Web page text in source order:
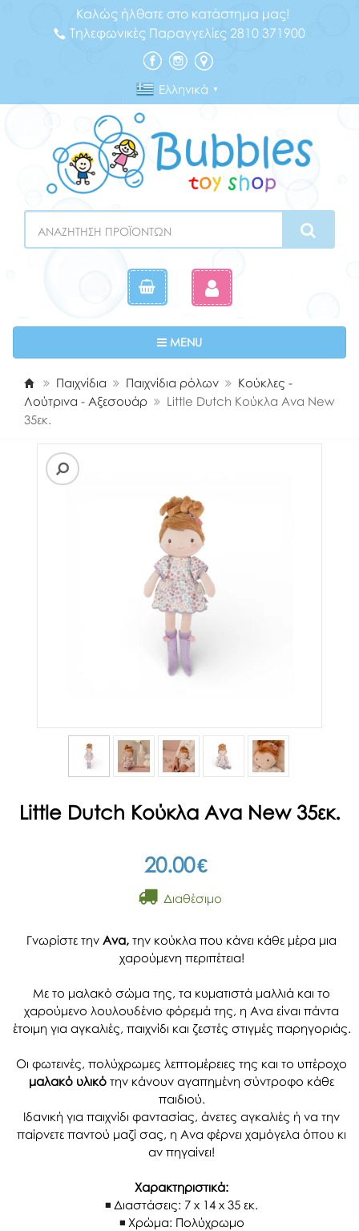
Καλώς ήλθατε στο κατάστημα μας!
Τηλεφωνικές Παραγγελίες 2810 371900
Ελληνικά ▼
MENUToggle navigation
Παιχνίδια Παιχνίδια ρόλων
Κούκλες -
Λούτρινα - Αξεσουάρ
Little Dutch Κούκλα Ava New
35εκ.
Little Dutch Κούκλα Ava New 35εκ.
20.00€
Διαθέσιμο
Γνωρίστε την Ava, την κούκλα που κάνει κάθε μέρα μια
χαρούμενη περιπέτεια!
Με το μαλακό σώμα της, τα κυματιστά μαλλιά και το
χαρούμενο λουλουδένιο φόρεμά της, η Ava είναι πάντα
έτοιμη για αγκαλιές, παιχνίδι και ζεστές στιγμές παρηγοριάς.
Οι φωτεινές, πολύχρωμες λεπτομέρειες της και το υπέροχο
μαλακό υλικό την κάνουν αγαπημένη σύντροφο κάθε
παιδιού.
Ιδανική για παιχνίδι φαντασίας, άνετες αγκαλιές ή να την
παίρνετε παντού μαζί σας, η Ava φέρνει χαμόγελα όπου κι
αν πηγαίνει!
Χαρακτηριστικά:
Διαστάσεις: 7 x 14 x 35 εκ.
Χρώμα: Πολύχρωμo